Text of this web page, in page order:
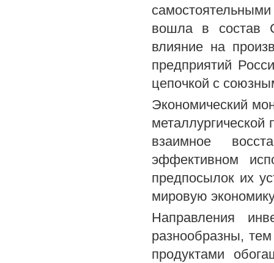
вошла в состав
влияние на
предприятий
цепочкой с
Экономический
взаимное
эффективном
предпосылок их
мировую
Направления
разнообразны,
продуктами